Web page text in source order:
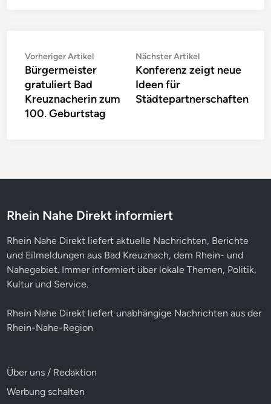
Beitragsnavigation
Vorheriger ArtikelVorheriger
Artikel:
Bürgermeister
gratuliert Bad
Kreuznacherin zum
100. Geburtstag
Nächster ArtikelNächster
Artikel:
Konferenz zeigt neue
Ideen für
Städtepartnerschaften
Rhein Nahe Direkt informiert
Rhein Nahe Direkt liefert aktuelle Nachrichten, Berichte
und Eilmeldungen aus Bad Kreuznach, dem Rhein- und
Nahegebiet. Immer informiert über lokale Themen, Politik,
Kultur und Service.
Rhein Nahe Direkt liefert unabhängige Nachrichten aus der
Rhein-Nahe-Region
Über uns / Redaktion
Werbung schalten